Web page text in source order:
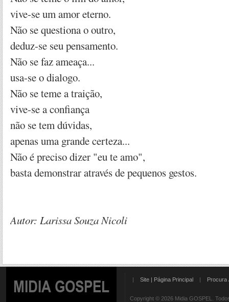
vive-se um amor eterno.
Não se questiona o outro,
deduz-se seu pensamento.
Não se faz ameaça...
usa-se o dialogo.
Não se teme a traição,
vive-se a confiança
não se tem dúvidas,
apenas uma grande certeza...
Não é preciso dizer "eu te amo",
basta demonstrar através de pequenos gestos.
Autor: Larissa Souza Nicoli
MIDIA GOSPEL | Site | Página Principal | Procura
Copyright © 2026 Midia GOSPEL.